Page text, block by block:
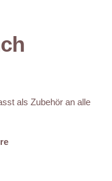
als Zubehör an alle